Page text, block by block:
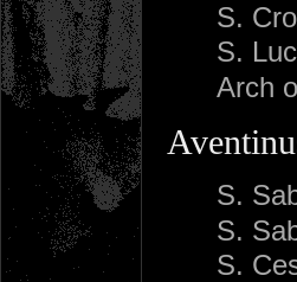
S.
S.
Arch
S.
S.
S.